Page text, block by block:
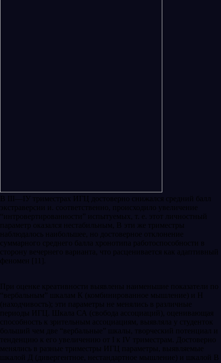
В III—IУ триместрах ИГЦ доcтоверно снижался средний балл
экстраверсии и. соответственно, происходило увеличение
“интровертированности” испытуемых, т. е. этот личностный
параметр оказался нестабильным, В эти же триместры
наблюдалось наибольшее, но достоверное отклонение
суммарного среднего балла хронотипа работоспособности в
сторону вечернего варианта, что расценивается как адаптивный
феномен [11].
При оценке креативности выявлены наименьшие показатели по
“вербальным” шкалам К (комбинированное мышление) и Н
(находчивость); эти параметры не менялись в различные
периоды ИГЦ. Шкала СА (свобода ассоциаций), оценивающая
способность к зрительным ассоциациям, выявляла у студенток
больший чем две “вербальные” шкалы, творческий потенциал и
тенденцию к его увеличению от I к IV триместрам. Достоверно
менялись в разные триместры ИГЦ параметры, выявляемые
шкалой Д (дивергентное, нестандартное мышление) и шкалой В